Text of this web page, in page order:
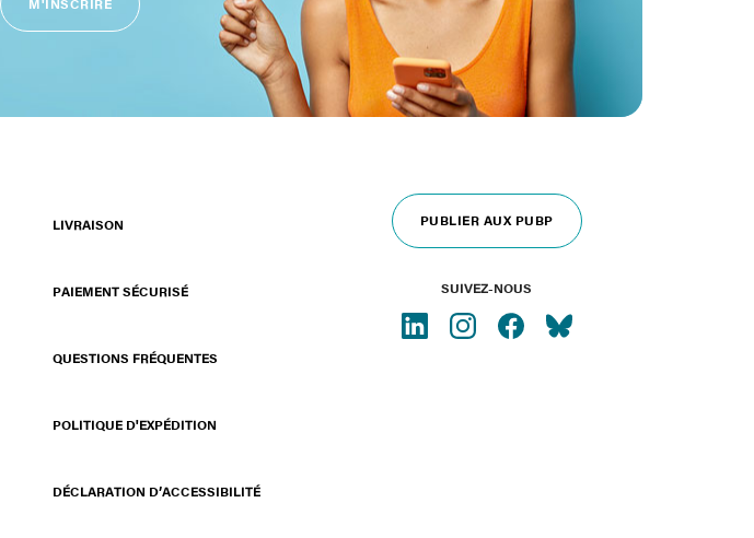
LIVRAISON
PAIEMENT SÉCURISÉ
QUESTIONS FRÉQUENTES
POLITIQUE D'EXPÉDITION
DÉCLARATION D’ACCESSIBILITÉ
PUBLIER AUX PUBP
SUIVEZ-NOUS